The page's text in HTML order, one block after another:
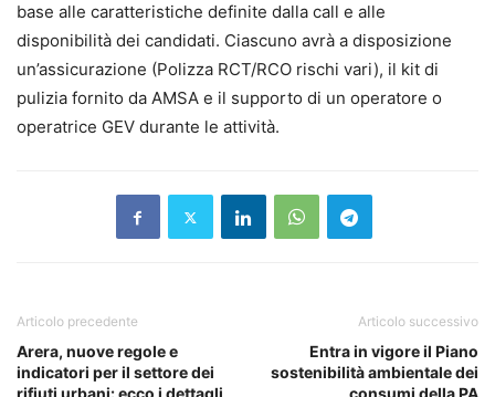
base alle caratteristiche definite dalla call e alle
disponibilità dei candidati. Ciascuno avrà a disposizione
un’assicurazione (Polizza RCT/RCO rischi vari), il kit di
pulizia fornito da AMSA e il supporto di un operatore o
operatrice GEV durante le attività.
Articolo precedente
Arera, nuove regole e
indicatori per il settore dei
rifiuti urbani: ecco i dettagli
Articolo successivo
Entra in vigore il Piano
sostenibilità ambientale dei
consumi della PA